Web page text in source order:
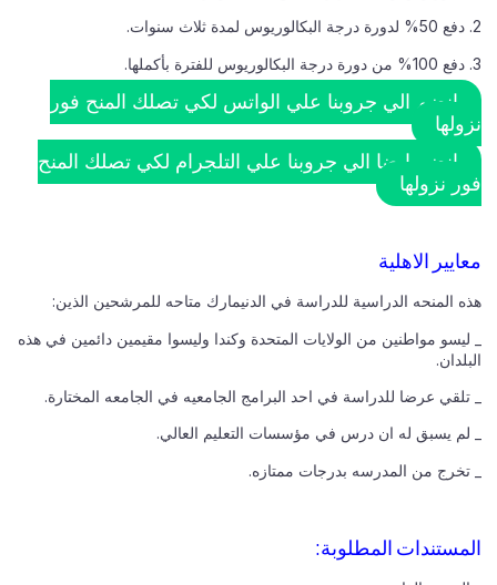
2. دفع 50% لدورة درجة البكالوريوس لمدة ثلاث سنوات.
3. دفع 100% من دورة درجة البكالوريوس للفترة بأكملها.
انضم الي جروبنا علي الواتس لكي تصلك المنح فور
نزولها
انضم ايضا الي جروبنا علي التلجرام لكي تصلك المنح
فور نزولها
معايير الاهلية
هذه المنحه الدراسية للدراسة في الدنيمارك متاحه للمرشحين الذين:
_ ليسو مواطنين من الولايات المتحدة وكندا وليسوا مقيمين دائمين في هذه
البلدان.
_ تلقي عرضا للدراسة في احد البرامج الجامعيه في الجامعه المختارة.
_ لم يسبق له ان درس في مؤسسات التعليم العالي.
_ تخرج من المدرسه بدرجات ممتازه.
المستندات المطلوبة: